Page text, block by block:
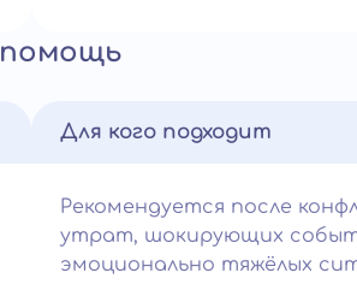
помощь
Для кого подходит
Рекомендуется после
утрат, шокирующих
эмоционально тяжёлых